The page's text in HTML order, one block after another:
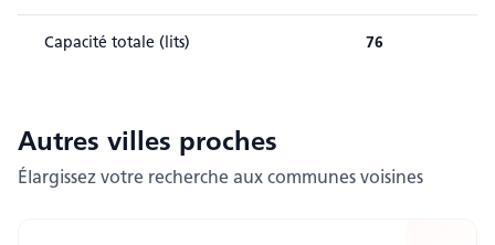
Capacité totale (lits) 76
Autres villes proches
Élargissez votre recherche aux communes voisines